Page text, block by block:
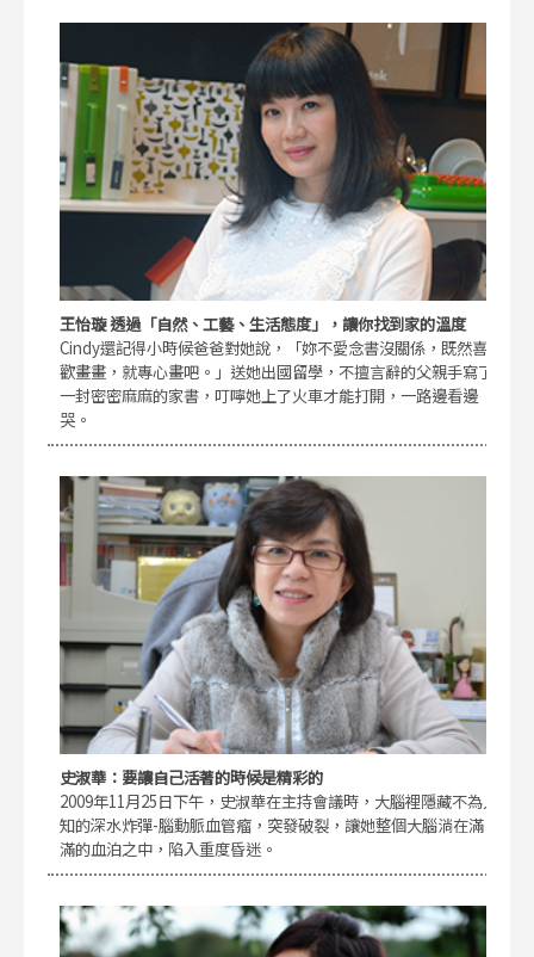
王怡璇 透過「自然、工藝、生活態度」，讓你找到家的溫度
Cindy還記得小時候爸爸對她說，「妳不愛念書沒關係，既然喜
歡畫畫，就專心畫吧。」送她出國留學，不擅言辭的父親手寫了
一封密密麻麻的家書，叮嚀她上了火車才能打開，一路邊看邊
哭。
史淑華：要讓自己活著的時候是精彩的
2009年11月25日下午，史淑華在主持會議時，大腦裡隱藏不為人
知的深水炸彈-腦動脈血管瘤，突發破裂，讓她整個大腦淌在滿
滿的血泊之中，陷入重度昏迷。